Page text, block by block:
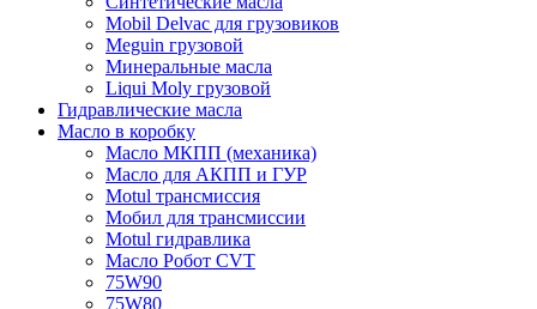
Mobil Delvac для грузовиков
Meguin грузовой
Минеральные масла
Liqui Moly грузовой
Гидравлические масла
Масло в коробку
Масло МКПП (механика)
Масло для АКПП и ГУР
Motul трансмиссия
Мобил для трансмиссии
Motul гидравлика
Масло Робот CVT
75W90
75W80